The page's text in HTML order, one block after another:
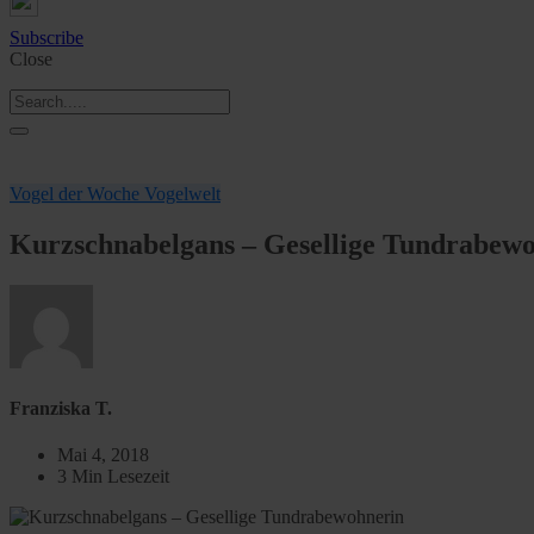
Subscribe
Close
Vogel der Woche Vogelwelt
Kurzschnabelgans – Gesellige
Franziska T.
Mai 4, 2018
3 Min Lesezeit